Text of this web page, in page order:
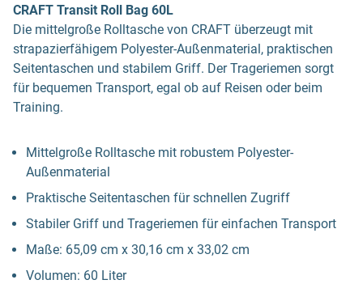
CRAFT Transit Roll Bag 60L
Die mittelgroße Rolltasche von CRAFT überzeugt mit
strapazierfähigem Polyester-Außenmaterial, praktischen
Seitentaschen und stabilem Griff. Der Trageriemen sorgt
für bequemen Transport, egal ob auf Reisen oder beim
Training.
Mittelgroße Rolltasche mit robustem Polyester-
Außenmaterial
Praktische Seitentaschen für schnellen Zugriff
Stabiler Griff und Trageriemen für einfachen Transport
Maße: 65,09 cm x 30,16 cm x 33,02 cm
Volumen: 60 Liter